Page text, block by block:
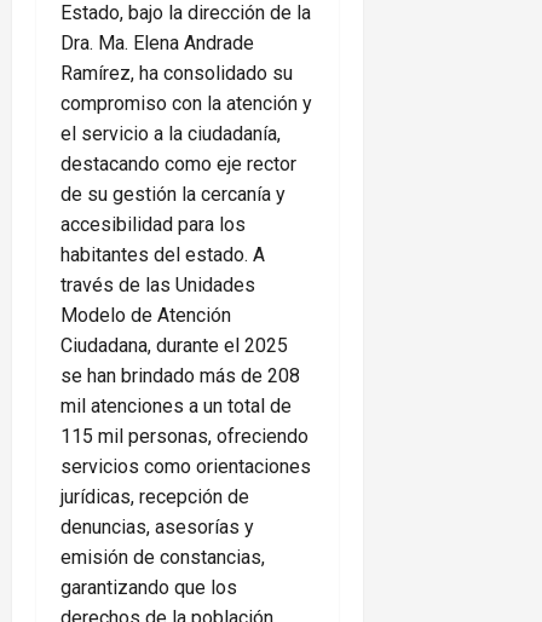
Estado, bajo la dirección de la
Dra. Ma. Elena Andrade
Ramírez, ha consolidado su
compromiso con la atención y
el servicio a la ciudadanía,
destacando como eje rector
de su gestión la cercanía y
accesibilidad para los
habitantes del estado. A
través de las Unidades
Modelo de Atención
Ciudadana, durante el 2025
se han brindado más de 208
mil atenciones a un total de
115 mil personas, ofreciendo
servicios como orientaciones
jurídicas, recepción de
denuncias, asesorías y
emisión de constancias,
garantizando que los